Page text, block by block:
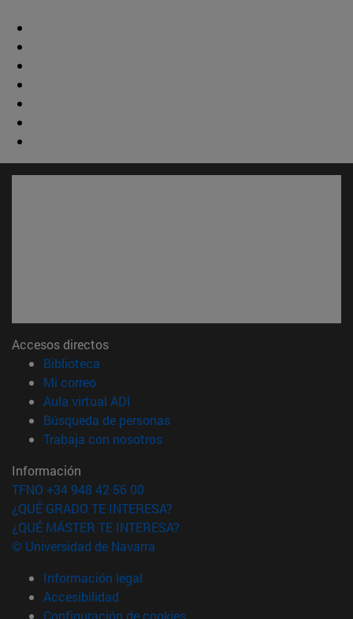
Accesos directos
Biblioteca
Mi correo(abre en nueva ventana)
Aula virtual ADI
Búsqueda de personas(abre en nueva ventana)
Trabaja con nosotros(abre en nueva ventana)
Información
TFNO +34 948 42 56 00
¿QUÉ GRADO TE INTERESA?
¿QUÉ MÁSTER TE INTERESA?
© Universidad de Navarra
Información legal
Accesibilidad
Configuración de cookies